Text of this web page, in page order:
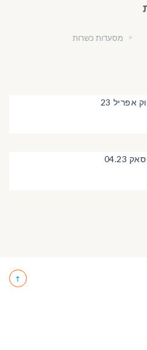
מסעדות כשרות
אפריל 23